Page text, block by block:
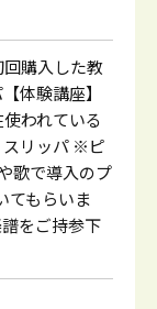
購入した教
体験講座】
われている
スリッパ ※ピ
歌で導入のプ
てもらいま
をご持参下